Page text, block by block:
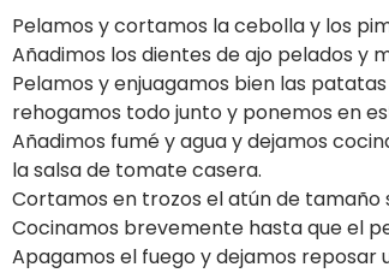
Pelamos y cortamos la cebolla y los
Añadimos los dientes de ajo pelados y
Pelamos y enjuagamos bien las
rehogamos todo junto y ponemos en
Añadimos fumé y agua y dejamos
la salsa de tomate casera.
Cortamos en trozos el atún de tamaño
Cocinamos brevemente hasta que el
Apagamos el fuego y dejamos reposar